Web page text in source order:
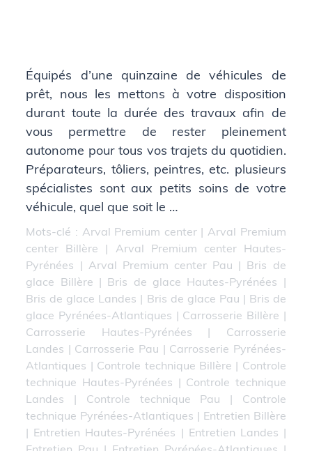
Équipés d’une quinzaine de véhicules de
prêt, nous les mettons à votre disposition
durant toute la durée des travaux afin de
vous permettre de rester pleinement
autonome pour tous vos trajets du quotidien.
Préparateurs, tôliers, peintres, etc. plusieurs
spécialistes sont aux petits soins de votre
véhicule, quel que soit le …
Mots-clé : Arval Premium center| Arval Premium
center Billère | Arval Premium center Hautes-
Pyrénées | Arval Premium center Pau | Bris de
glace Billère | Bris de glace Hautes-Pyrénées |
Bris de glace Landes | Bris de glace Pau | Bris de
glace Pyrénées-Atlantiques | Carrosserie Billère |
Carrosserie Hautes-Pyrénées | Carrosserie
Landes | Carrosserie Pau | Carrosserie Pyrénées-
Atlantiques | Controle technique Billère | Controle
technique Hautes-Pyrénées | Controle technique
Landes | Controle technique Pau | Controle
technique Pyrénées-Atlantiques | Entretien Billère
| Entretien Hautes-Pyrénées | Entretien Landes |